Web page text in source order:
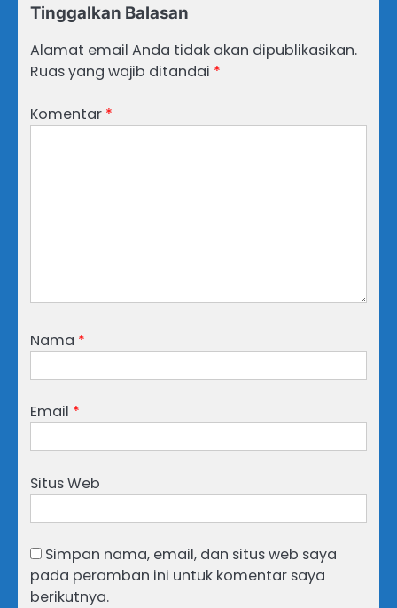
Tinggalkan Balasan
Alamat email Anda tidak akan dipublikasikan.
Ruas yang wajib ditandai *
Komentar *
Nama *
Email *
Situs Web
Simpan nama, email, dan situs web saya
pada peramban ini untuk komentar saya
berikutnya.